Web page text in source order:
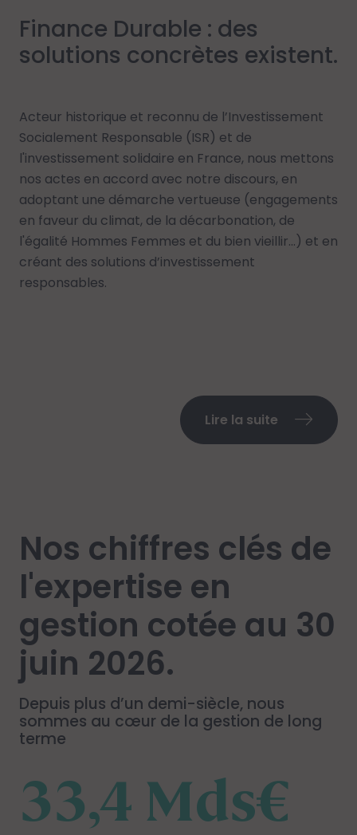
Finance Durable : des
solutions concrètes existent.
Acteur historique et reconnu de l’Investissement
Socialement Responsable (ISR) et de
l'investissement solidaire en France, nous mettons
nos actes en accord avec notre discours, en
adoptant une démarche vertueuse (engagements
en faveur du climat, de la décarbonation, de
l'égalité Hommes Femmes et du bien vieillir…) et en
créant des solutions d’investissement
responsables.
Lire la suite
Nos chiffres clés de
l'expertise en
gestion cotée au 30
juin 2026.
Depuis plus d’un demi-siècle, nous
sommes au cœur de la gestion de long
terme
33,4 Mds€